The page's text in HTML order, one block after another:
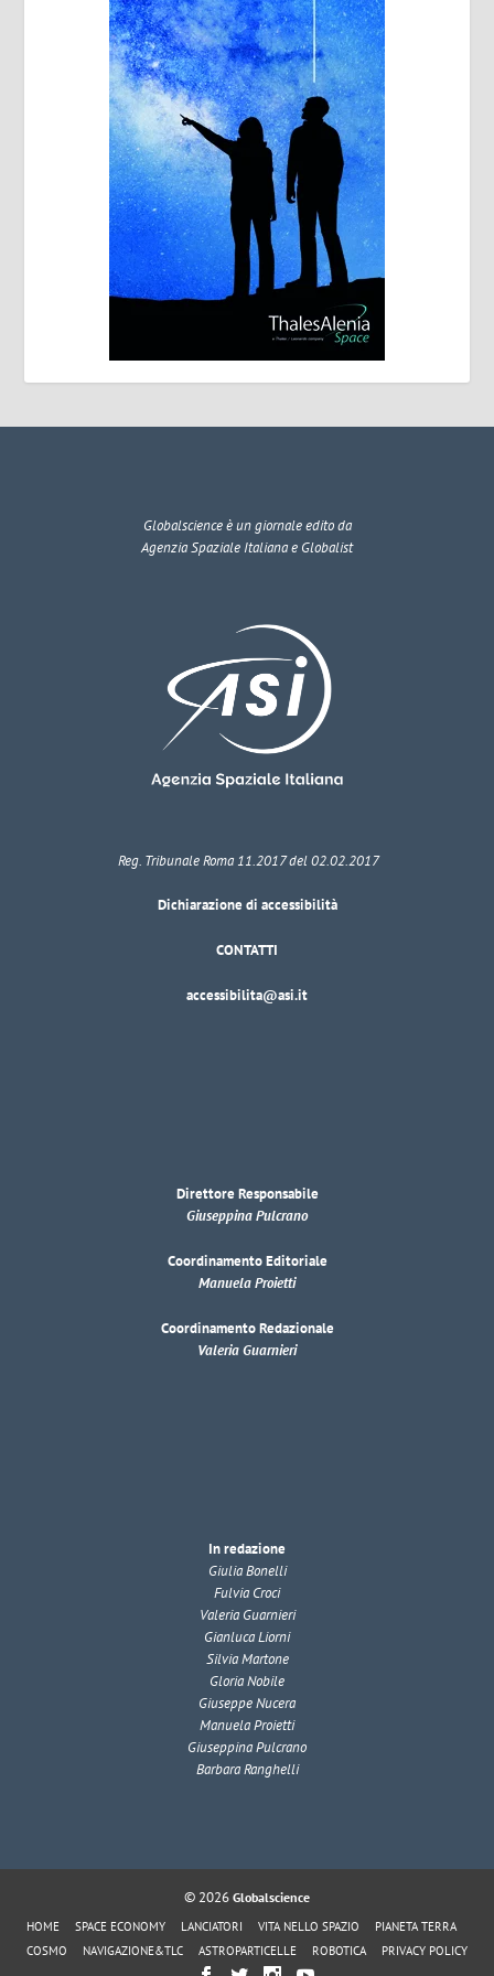
Globalscienceè un giornale edito da
Agenzia Spaziale Italiana e Globalist
Reg. Tribunale Roma 11.2017 del 02.02.2017
Dichiarazione di accessibilità
CONTATTI
accessibilita@asi.it
Direttore Responsabile
Giuseppina Pulcrano
Coordinamento Editoriale
Manuela Proietti
Coordinamento Redazionale
Valeria Guarnieri
In redazione
Giulia Bonelli
Fulvia Croci
Valeria Guarnieri
Gianluca Liorni
Silvia Martone
Gloria Nobile
Giuseppe Nucera
Manuela Proietti
Giuseppina Pulcrano
Barbara Ranghelli
© 2026 Globalscience
HOME SPACE ECONOMY LANCIATORI VITA NELLO SPAZIO
PIANETA TERRA
COSMO
NAVIGAZIONE&TLC ASTROPARTICELLE ROBOTICA PRIVACY POLICY